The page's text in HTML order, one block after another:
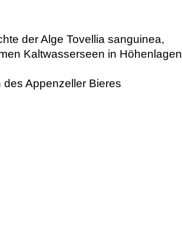
der Alge Tovellia sanguinea,
Kaltwasserseen in Höhenlagen
Appenzeller Bieres